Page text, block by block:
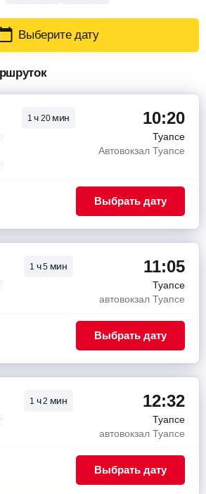
Выберите дату
1ч 20 мин 10:20
Туапсе
Автовокзал Туапсе
Выбрать дату
1 ч5 мин 11:05
Туапсе
автовокзал Туапсе
Выбрать дату
1 ч2 мин 12:32
Туапсе
автовокзал Туапсе
Выбрать дату